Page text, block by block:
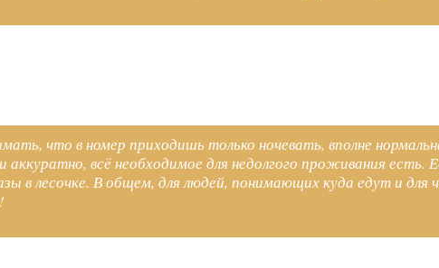
что в номер приходишь только ночевать, вполне
всё необходимое для недолгого проживания есть.
в лесочке. В общем, для людей, понимающих куда едут и для